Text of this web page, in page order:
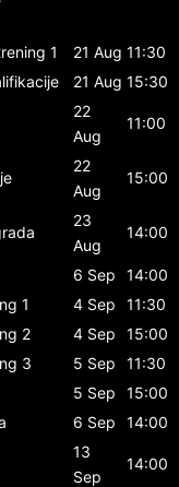
1 21 Aug 11:30
21 Aug 15:30
22
Aug
11:00
22
Aug
15:00
23
Aug
14:00
6 Sep
14:00
1 4 Sep
11:30
2 4 Sep
15:00
3 5 Sep
11:30
5 Sep
15:00
6 Sep 14:00
13
Sep
14:00